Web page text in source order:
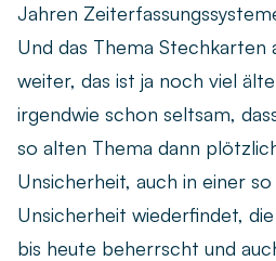
Jahren
Und das Thema Stechkarten
weiter, das ist ja noch viel
irgendwie schon seltsam,
so alten Thema dann
Unsicherheit, auch in einer
Unsicherheit wiederfindet,
bis heute beherrscht und